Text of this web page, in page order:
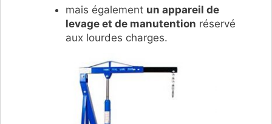
mais également un appareil de
levage et de manutention réservé
aux lourdes charges.